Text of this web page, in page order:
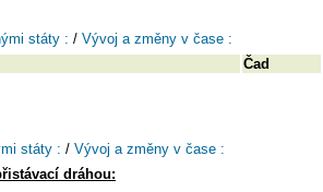
státy : / Vývoj a změny v čase :
Čad
státy : / Vývoj a změny v čase :
dráhou: